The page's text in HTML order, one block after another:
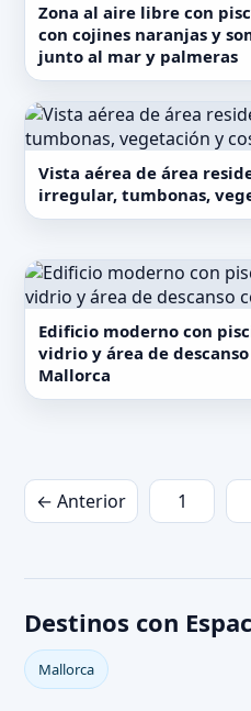
Zona al aire libre con
con cojines naranjas y
junto al mar y palmeras
Vista aérea de área
irregular, tumbonas,
Edificio moderno con
vidrio y área de
Mallorca
← Anterior 1
Destinos con
Mallorca